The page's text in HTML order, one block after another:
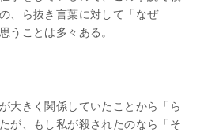
、ら抜き言葉に対して「なぜ
うことは多々ある。
大きく関係していたことから「ら
が、もし私が殺されたのなら「そ